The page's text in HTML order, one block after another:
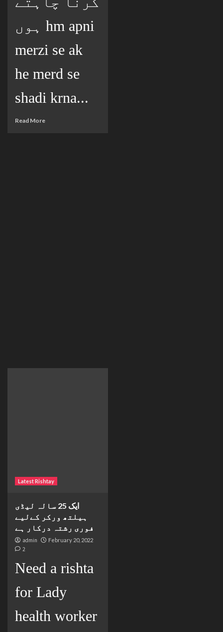
ہوں hm apni
merzi se ak
he merd se
shadi krna...
Read More
Latest Rishtay
ایک 25 سالہ لیڈی
ہیلتھ ورکر کےلیے
فوری رشتہ درکار ہے
admin February 20, 2022
2
Need a rishta
for Lady
health worker